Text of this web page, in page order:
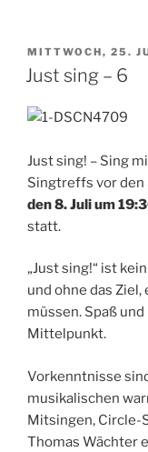
VERÖFFENTLICHT
AM
MITTWOCH, 25.
Just sing – 6
Just sing! – Sing
Singtreffs vor
den 8. Juli um
statt.
„Just sing!“ ist
und ohne das
müssen. Spaß
Mittelpunkt.
Vorkenntnisse
musikalischen
Mitsingen, Circle-
Thomas Wächter